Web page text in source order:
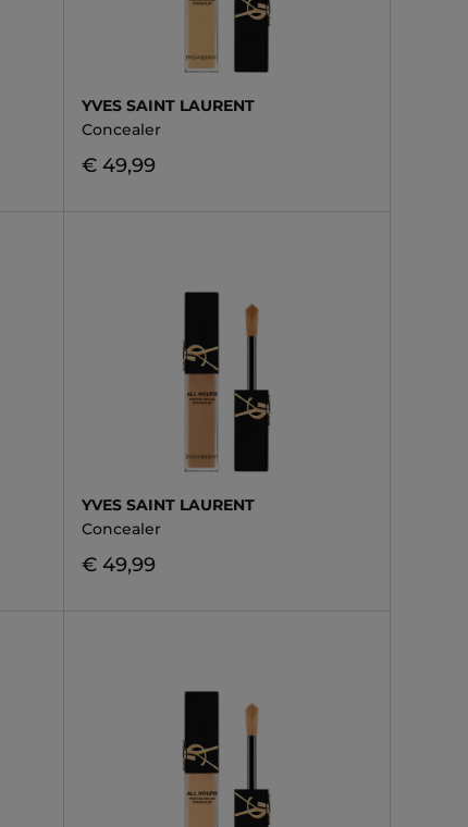
YVES SAINT LAURENT
Concealer
€ 49,99
YVES SAINT LAURENT
Concealer
€ 49,99